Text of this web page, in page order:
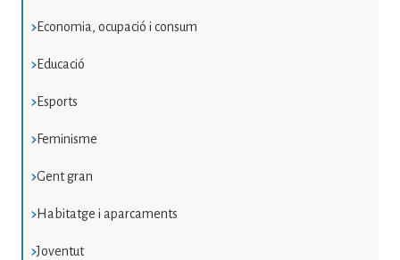
Economia, ocupació i consum
Educació
Esports
Feminisme
Gent gran
Habitatge i aparcaments
Joventut